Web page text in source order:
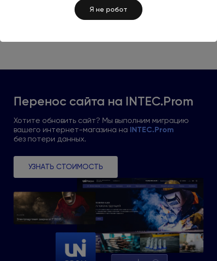
Я не робот
Перенос сайта на INTEC.Prom
Хотите обновить сайт? Мы выполним миграцию
вашего интернет-магазина на INTEC.Prom
без потери данных.
УЗНАТЬ СТОИМОСТЬ